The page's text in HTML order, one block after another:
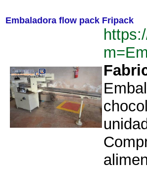
Embaladora flow pack Fripack